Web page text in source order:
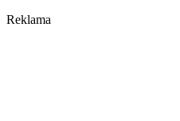
Reklama